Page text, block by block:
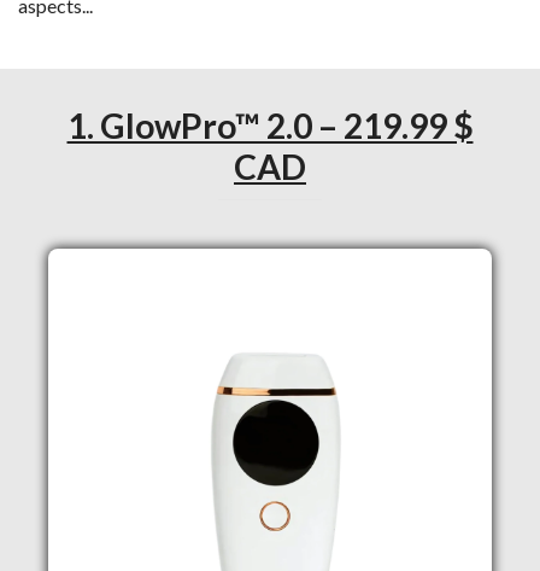
aspects...
1. GlowPro™ 2.0 – 219.99 $
CAD